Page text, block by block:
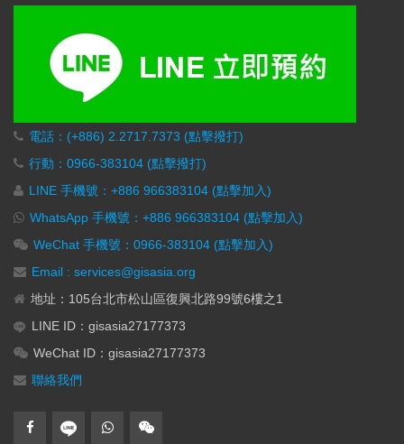
電話：(+886) 2.2717.7373 (點擊撥打)
行動：0966-383104 (點擊撥打)
LINE 手機號：+886 966383104 (點擊加入)
WhatsApp 手機號：+886 966383104 (點擊加入)
WeChat 手機號：0966-383104 (點擊加入)
Email : services@gisasia.org
地址：105台北市松山區復興北路99號6樓之1
LINE ID：gisasia27177373
WeChat ID：gisasia27177373
聯絡我們